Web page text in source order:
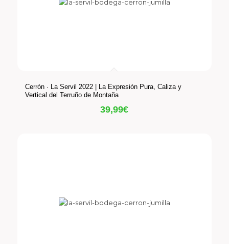
Cerrón · La Servil 2022 | La Expresión Pura, Caliza y
Vertical del Terruño de Montaña
39,99€